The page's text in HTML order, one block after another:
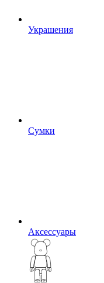
Украшения
Сумки
Аксессуары